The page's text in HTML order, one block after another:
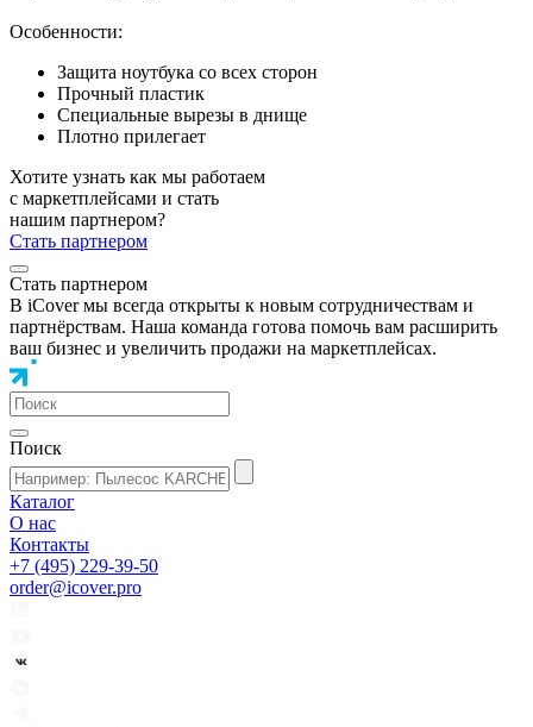
Особенности:
Защита ноутбука со всех сторон
Прочный пластик
Специальные вырезы в днище
Плотно прилегает
Хотите узнать как мы работаем
с маркетплейсами и стать
нашим партнером?
Стать партнером
Стать партнером
В iCover мы всегда открыты к новым сотрудничествам и
партнёрствам. Наша команда готова помочь вам расширить
ваш бизнес и увеличить продажи на маркетплейсах.
Поиск
Каталог
О нас
Контакты
+7 (495) 229-39-50
order@icover.pro